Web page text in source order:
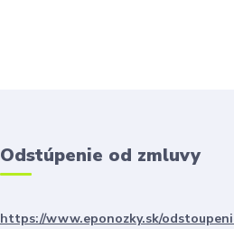
Odstúpenie od zmluvy
https://www.eponozky.sk/